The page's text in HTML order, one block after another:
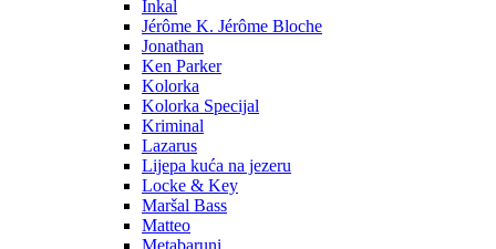
Inkal
Jérôme K. Jérôme Bloche
Jonathan
Ken Parker
Kolorka
Kolorka Specijal
Kriminal
Lazarus
Lijepa kuća na jezeru
Locke & Key
Maršal Bass
Matteo
Metabaruni